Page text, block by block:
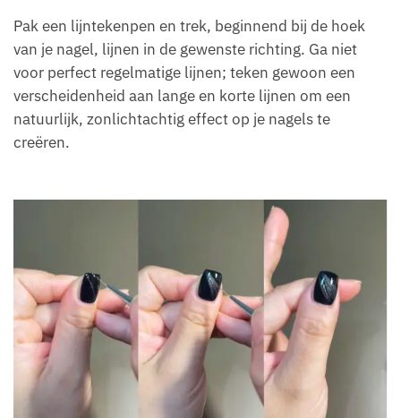
Pak een lijntekenpen en trek, beginnend bij de hoek
van je nagel, lijnen in de gewenste richting. Ga niet
voor perfect regelmatige lijnen; teken gewoon een
verscheidenheid aan lange en korte lijnen om een
natuurlijk, zonlichtachtig effect op je nagels te
creëren.